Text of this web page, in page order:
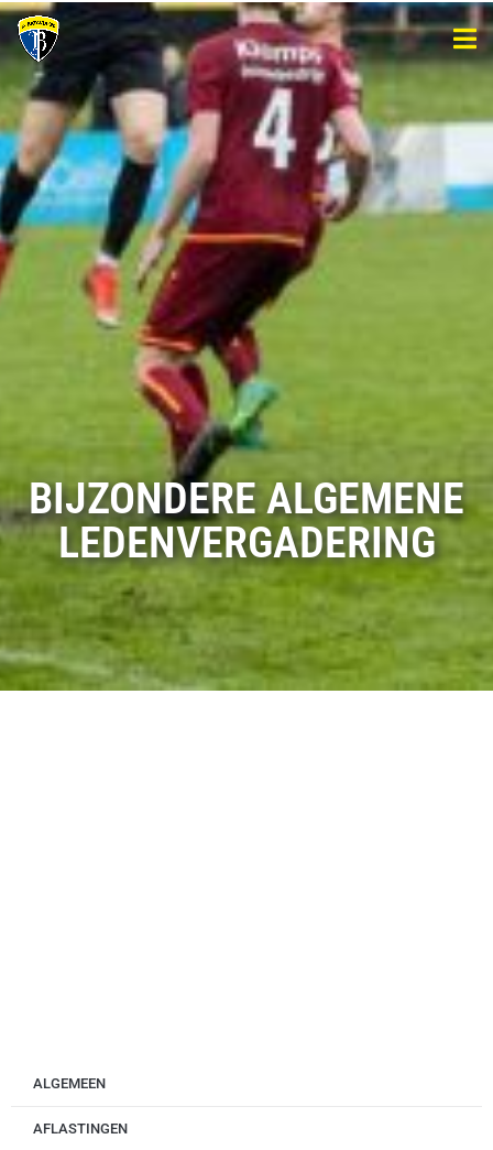
BIJZONDERE ALGEMENE
LEDENVERGADERING
ALGEMEEN
AFLASTINGEN